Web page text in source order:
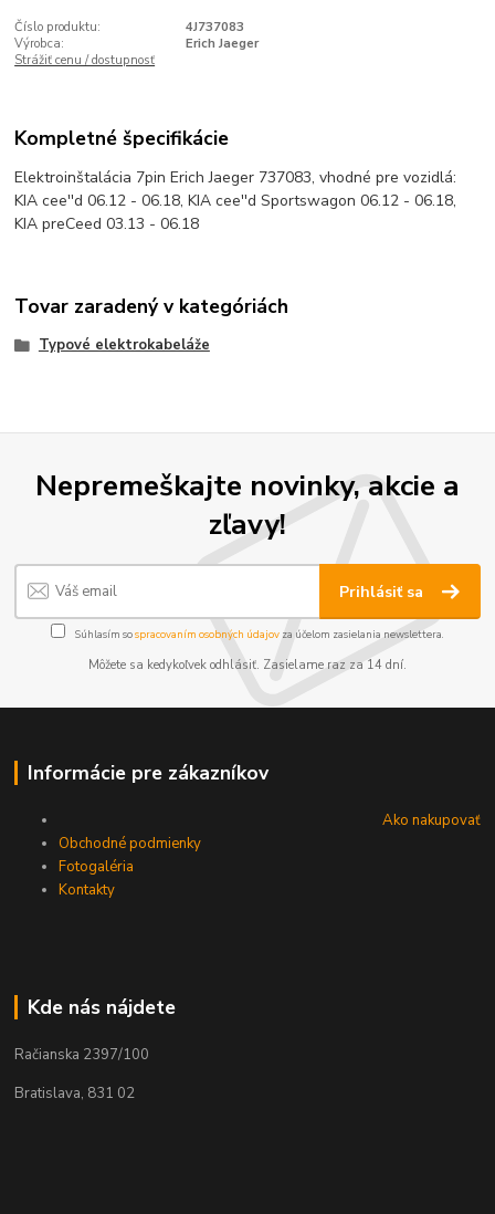
Číslo produktu:
4J737083
Výrobca:
Erich Jaeger
Strážiť cenu / dostupnosť
Kompletné špecifikácie
Elektroinštalácia 7pin Erich Jaeger 737083, vhodné pre vozidlá:
KIA cee''d 06.12 - 06.18, KIA cee''d Sportswagon 06.12 - 06.18,
KIA preCeed 03.13 - 06.18
Tovar zaradený v kategóriách
Typové elektrokabeláže
Nepremeškajte novinky, akcie a
zľavy!
Prihlásiť sa
Súhlasím sospracovaním osobných údajov za účelom zasielania newslettera.
Môžete sa kedykoľvek odhlásiť. Zasielame raz za 14 dní.
Informácie pre zákazníkov
Ako nakupovať
Obchodné podmienky
Fotogaléria
Kontakty
Kde nás nájdete
Račianska 2397/100
Bratislava, 831 02